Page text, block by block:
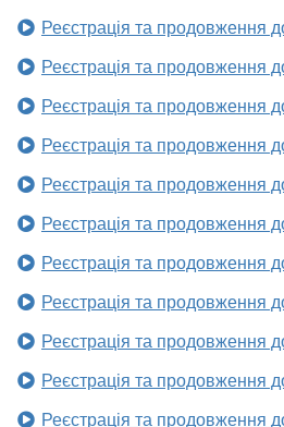
Реєстрація та продовження
Реєстрація та продовження
Реєстрація та продовження
Реєстрація та продовження
Реєстрація та продовження
Реєстрація та продовження
Реєстрація та продовження
Реєстрація та продовження
Реєстрація та продовження
Реєстрація та продовження
Реєстрація та продовження